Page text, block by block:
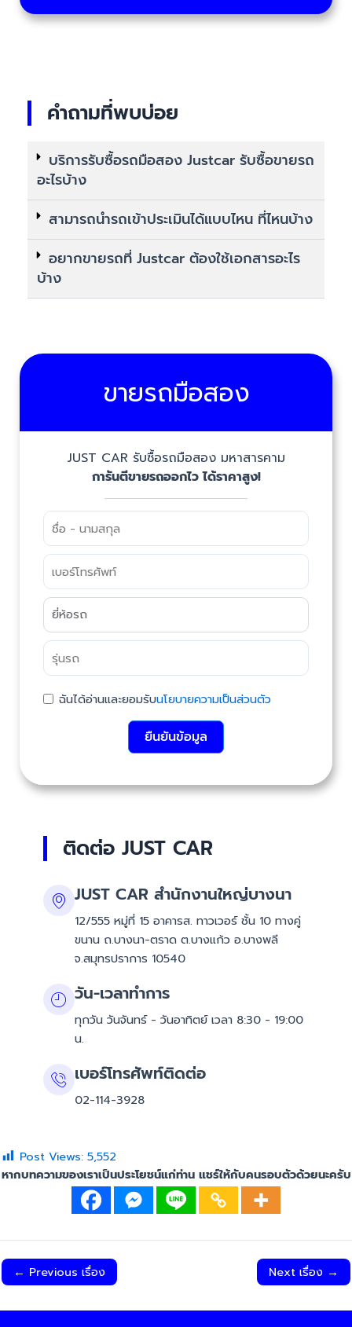
คำถามที่พบบ่อย
บริการรับซื้อรถมือสอง Justcar รับซื้อขายรถ
อะไรบ้าง
สามารถนำรถเข้าประเมินได้แบบไหน ที่ไหนบ้าง
อยากขายรถที่ Justcar ต้องใช้เอกสารอะไร
บ้าง
ขายรถมือสอง
JUST CAR รับซื้อรถมือสอง มหาสารคาม
การันตีขายรถออกไว ได้ราคาสูง!
ฉันได้อ่านและยอมรับนโยบายความเป็นส่วนตัว
ยืนยันข้อมูล
ติดต่อ JUST CAR
JUST CAR สำนักงานใหญ่บางนา
12/555 หมู่ที่ 15 อาคารส. ทาวเวอร์ ชั้น 10 ทางคู่
ขนาน ถ.บางนา-ตราด ต.บางแก้ว อ.บางพลี
จ.สมุทรปราการ 10540
วัน-เวลาทำการ
ทุกวัน วันจันทร์ - วันอาทิตย์ เวลา 8:30 - 19:00
น.
เบอร์โทรศัพท์ติดต่อ
02-114-3928
Post Views: 5,552
หากบทความของเราเป็นประโยชน์แก่ท่าน แชร์ให้กับคนรอบตัวด้วยนะครับ
← Previous เรื่อง Next เรื่อง →